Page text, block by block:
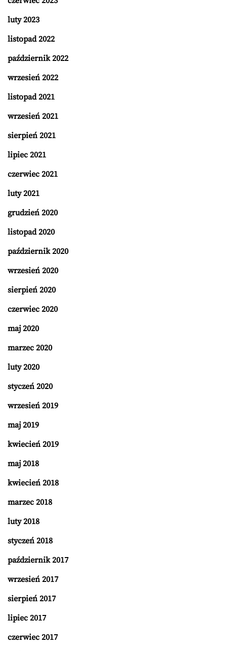
luty 2023
listopad 2022
październik 2022
wrzesień 2022
listopad 2021
wrzesień 2021
sierpień 2021
lipiec 2021
czerwiec 2021
luty 2021
grudzień 2020
listopad 2020
październik 2020
wrzesień 2020
sierpień 2020
czerwiec 2020
maj 2020
marzec 2020
luty 2020
styczeń 2020
wrzesień 2019
maj 2019
kwiecień 2019
maj 2018
kwiecień 2018
marzec 2018
luty 2018
styczeń 2018
październik 2017
wrzesień 2017
sierpień 2017
lipiec 2017
czerwiec 2017